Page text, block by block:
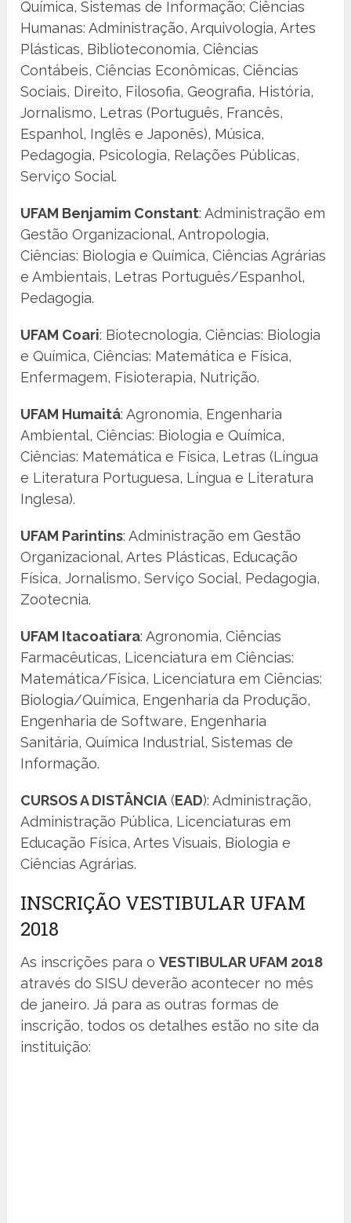
Química, Sistemas de Informação; Ciências
Humanas: Administração, Arquivologia, Artes
Plásticas, Biblioteconomia, Ciências
Contábeis, Ciências Econômicas, Ciências
Sociais, Direito, Filosofia, Geografia, História,
Jornalismo, Letras (Português, Francês,
Espanhol, Inglês e Japonês), Música,
Pedagogia, Psicologia, Relações Públicas,
Serviço Social.
UFAM Benjamim Constant: Administração em
Gestão Organizacional, Antropologia,
Ciências: Biologia e Química, Ciências Agrárias
e Ambientais, Letras Português/Espanhol,
Pedagogia.
UFAM Coari: Biotecnologia, Ciências: Biologia
e Química, Ciências: Matemática e Física,
Enfermagem, Fisioterapia, Nutrição.
UFAM Humaitá: Agronomia, Engenharia
Ambiental, Ciências: Biologia e Química,
Ciências: Matemática e Física, Letras (Língua
e Literatura Portuguesa, Língua e Literatura
Inglesa).
UFAM Parintins: Administração em Gestão
Organizacional, Artes Plásticas, Educação
Física, Jornalismo, Serviço Social, Pedagogia,
Zootecnia.
UFAM Itacoatiara: Agronomia, Ciências
Farmacêuticas, Licenciatura em Ciências:
Matemática/Física, Licenciatura em Ciências:
Biologia/Química, Engenharia da Produção,
Engenharia de Software, Engenharia
Sanitária, Química Industrial, Sistemas de
Informação.
CURSOS A DISTÂNCIA (EAD): Administração,
Administração Pública, Licenciaturas em
Educação Física, Artes Visuais, Biologia e
Ciências Agrárias.
INSCRIÇÃO VESTIBULAR UFAM
2018
As inscrições para oVESTIBULAR UFAM 2018
através do SISU deverão acontecer no mês
de janeiro. Já para as outras formas de
inscrição, todos os detalhes estão no site da
instituição: